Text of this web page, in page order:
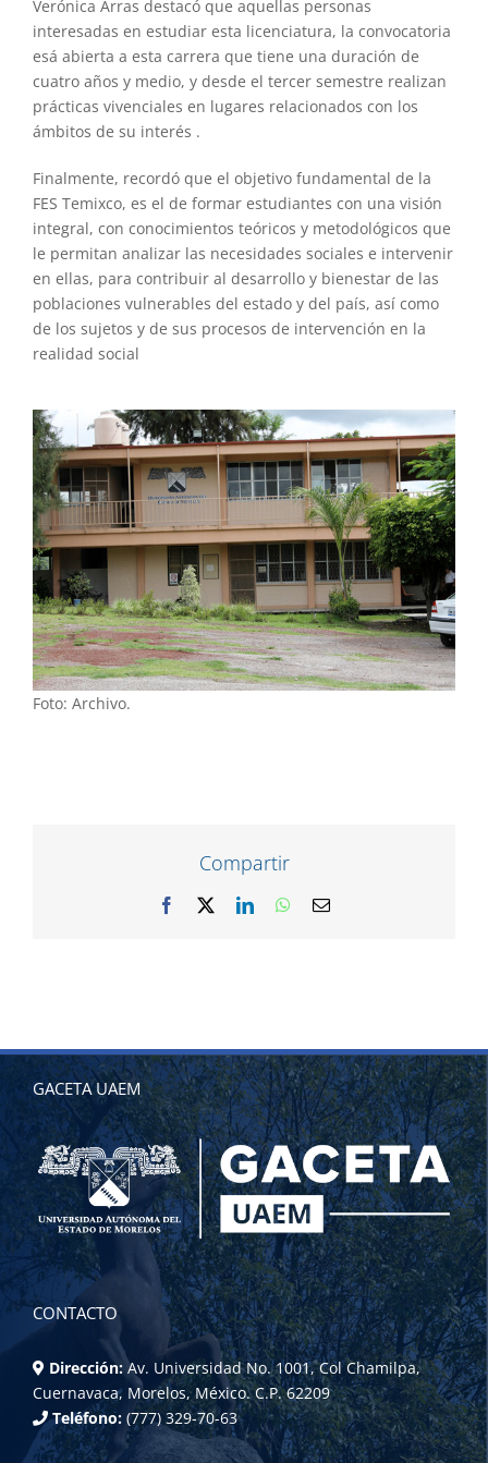
Verónica Arras destacó que aquellas personas
interesadas en estudiar esta licenciatura, la convocatoria
esá abierta a esta carrera que tiene una duración de
cuatro años y medio, y desde el tercer semestre realizan
prácticas vivenciales en lugares relacionados con los
ámbitos de su interés .
Finalmente, recordó que el objetivo fundamental de la
FES Temixco, es el de formar estudiantes con una visión
integral, con conocimientos teóricos y metodológicos que
le permitan analizar las necesidades sociales e intervenir
en ellas, para contribuir al desarrollo y bienestar de las
poblaciones vulnerables del estado y del país, así como
de los sujetos y de sus procesos de intervención en la
realidad social
Foto: Archivo.
Compartir
Facebook LinkedInWhatsApp
Correo
GACETA UAEM
CONTACTO
Dirección: Av. Universidad No. 1001, Col Chamilpa,
Cuernavaca, Morelos, México. C.P. 62209
Teléfono: (777) 329-70-63